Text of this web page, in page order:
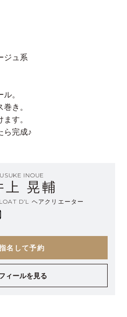
ジュ系
。
き。
す。
ら完成♪
INOUE
上 晃輔
D’L ヘアクリエーター
名して予約
ィールを見る